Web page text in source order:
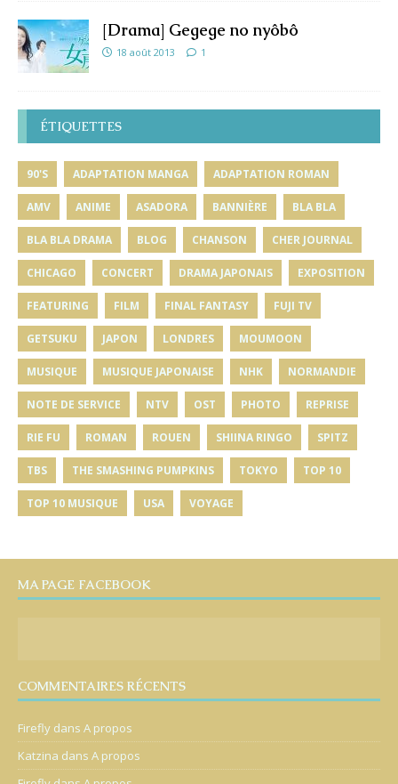
[Drama] Gegege no nyôbô
18 août 2013 1
ÉTIQUETTES
90'S ADAPTATION MANGA ADAPTATION ROMAN
AMV ANIME ASADORA BANNIÈRE BLA BLA
BLA BLA DRAMA BLOG CHANSON CHER JOURNAL
CHICAGO CONCERT DRAMA JAPONAIS EXPOSITION
FEATURING FILM FINAL FANTASY FUJI TV
GETSUKU JAPON LONDRES MOUMOON
MUSIQUE MUSIQUE JAPONAISE NHK NORMANDIE
NOTE DE SERVICE NTV OST PHOTO REPRISE
RIE FU ROMAN ROUEN SHIINA RINGO SPITZ
TBS THE SMASHING PUMPKINS TOKYO TOP 10
TOP 10 MUSIQUE USA VOYAGE
MA PAGE FACEBOOK
COMMENTAIRES RÉCENTS
Firefly dans A propos
Katzina dans A propos